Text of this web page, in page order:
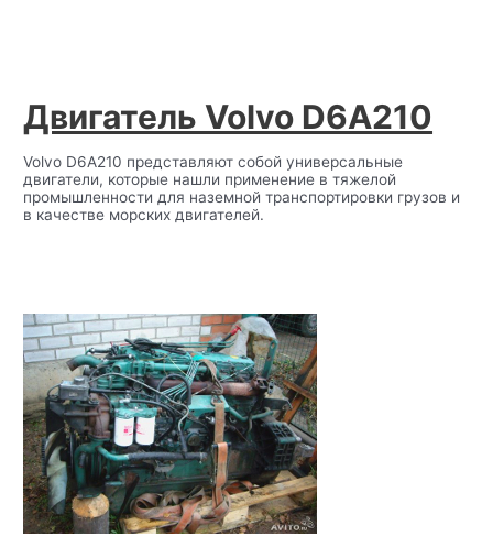
Двигатель Volvo D6A210
Volvo D6A210 представляют собой универсальные
двигатели, которые нашли применение в тяжелой
промышленности для наземной транспортировки грузов и
в качестве морских двигателей.